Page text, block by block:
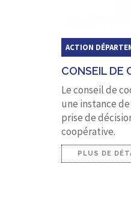
ACTION
CONSEIL DE
Le conseil de
une instance
prise de
coopérative.
PLUS DE